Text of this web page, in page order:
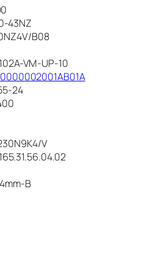
43NZ
B08
VM-UP-10
24
V
B